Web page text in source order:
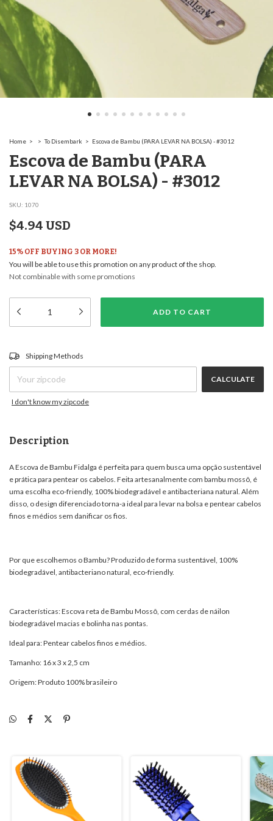
Home > > To Disembark > Escova de Bambu (PARA LEVAR NA BOLSA) - #3012
Escova de Bambu (PARA
LEVAR NA BOLSA) - #3012
SKU: 1070
$4.94 USD
15% OFF BUYING 3 OR MORE!
You will be able to use this promotion on any product of the shop.
Not combinable with some promotions
Shipping for zipcode:
Shipping Methods
CALCULATE
I don't know my zipcode
Description
A Escova de Bambu Fidalga é perfeita para quem busca uma opção sustentável
e prática para pentear os cabelos. Feita artesanalmente com bambu mossô, é
uma escolha eco-friendly, 100% biodegradável e antibacteriana natural. Além
disso, o design diferenciado torna-a ideal para levar na bolsa e pentear cabelos
finos e médios sem danificar os fios.
Por que escolhemos o Bambu? Produzido de forma sustentável, 100%
biodegradável, antibacteriano natural, eco-friendly.
Características: Escova reta de Bambu Mossô, com cerdas de náilon
biodegradável macias e bolinha nas pontas.
Ideal para: Pentear cabelos finos e médios.
Tamanho: 16 x 3 x 2,5 cm
Origem: Produto 100% brasileiro